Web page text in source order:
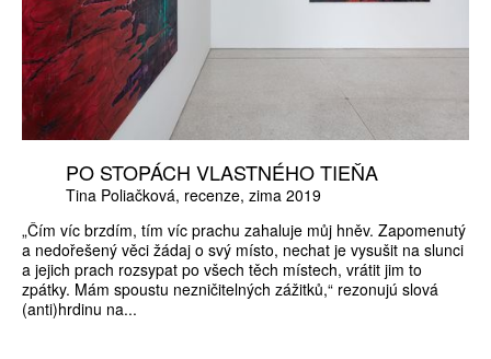
PO STOPÁCH VLASTNÉHO TIEŇA
Tina Poliačková recenze zima 2019
„Čím víc brzdím, tím víc prachu zahaluje můj hněv. Zapomenutý
a nedořešený věci žádaj o svý místo, nechat je vysušit na slunci
a jejich prach rozsypat po všech těch místech, vrátit jim to
zpátky. Mám spoustu nezničitelných zážitků,“ rezonujú slová
(anti)hrdinu na...